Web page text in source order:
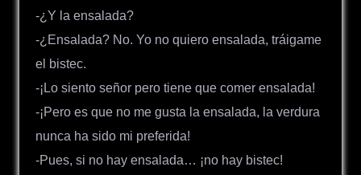
-¿Y la ensalada?
-¿Ensalada? No. Yo no quiero ensalada, tráigame
el bistec.
-¡Lo siento señor pero tiene que comer ensalada!
-¡Pero es que no me gusta la ensalada, la verdura
nunca ha sido mi preferida!
-Pues, si no hay ensalada… ¡no hay bistec!